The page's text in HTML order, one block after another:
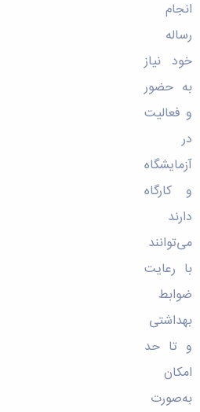
انجام
رساله
خود نیاز
به حضور
و فعالیت
در
آزمایشگاه
و کارگاه
دارند
می‌توانند
با رعایت
ضوابط
بهداشتی
و تا حد
امکان
به‌صورت